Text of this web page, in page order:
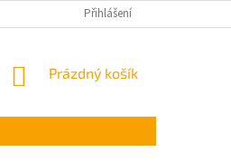
Přihlášení
NÁKUPNÍ
Prázdný košík